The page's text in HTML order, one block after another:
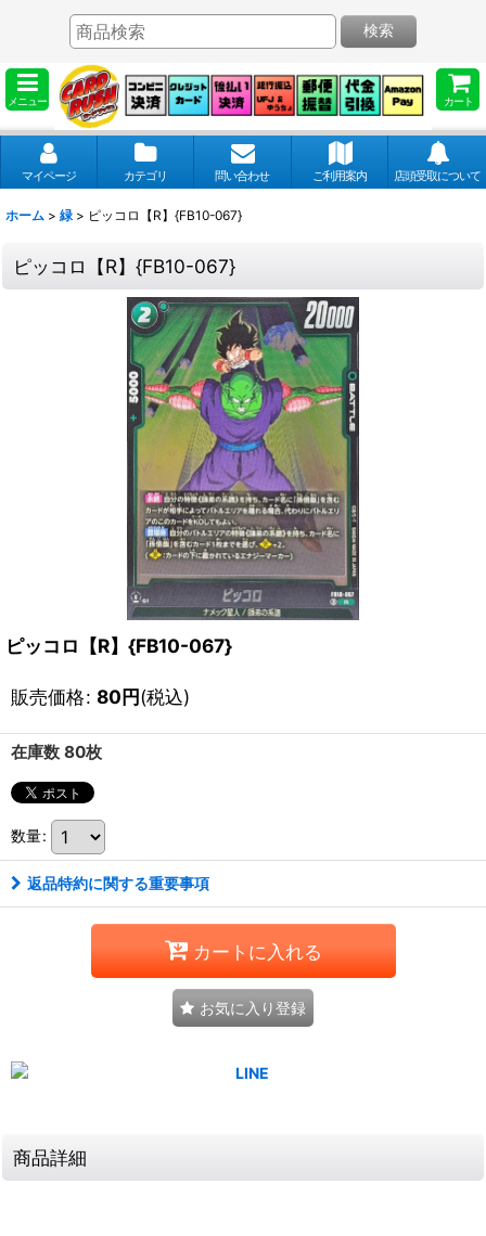
メニュー カート
検索
マイページ カテゴリ 問い合わせ ご利用案内 店頭受取について
ホーム > 緑 > ピッコロ【R】{FB10-067}
ピッコロ【R】{FB10-067}
ピッコロ【R】{FB10-067}
販売価格: 80円(税込)
在庫数 80枚
数量:
返品特約に関する重要事項
カートに入れる
お気に入り登録
商品詳細